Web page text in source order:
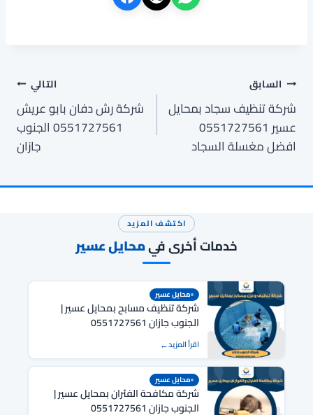
تصفّح
المقالات
السابق
شركة تنظيف سجاد بمحايل
عسير 0551727561
افضل مغسلة السجاد
التالي
شركة رش دفان بابو عريش
0551727561 الجنوب
جازان
اكتشف المزيد
خدمات أخرى فيمحايل عسير
محايل عسير
شركة تنظيف مسابح بمحايل عسير |
الجنوب جازان 0551727561
اقرأ المزيد
محايل عسير
شركة مكافحة الفئران بمحايل عسير |
الجنوب جازان 0551727561